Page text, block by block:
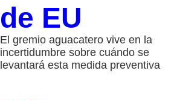
de EU
El gremio aguacatero vive en la
incertidumbre sobre cuándo se
levantará esta medida preventiva